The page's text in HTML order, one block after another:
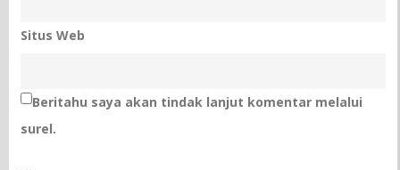
Situs Web
Beritahu saya akan tindak lanjut komentar melalui
surel.